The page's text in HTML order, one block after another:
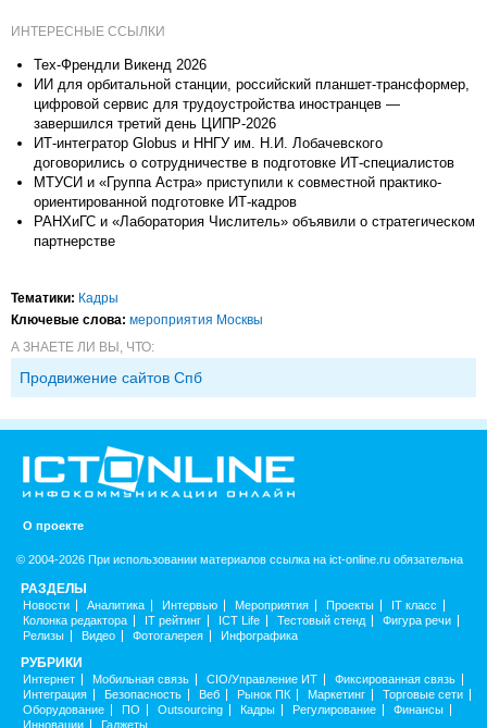
ИНТЕРЕСНЫЕ ССЫЛКИ
Тех-Френдли Викенд 2026
ИИ для орбитальной станции, российский планшет-трансформер,
цифровой сервис для трудоустройства иностранцев —
завершился третий день ЦИПР-2026
ИТ-интегратор Globus и ННГУ им. Н.И. Лобачевского
договорились о сотрудничестве в подготовке ИТ-специалистов
МТУСИ и «Группа Астра» приступили к совместной практико-
ориентированной подготовке ИТ-кадров
РАНХиГС и «Лаборатория Числитель» объявили о стратегическом
партнерстве
Тематики: Кадры
Ключевые слова: мероприятия Москвы
А ЗНАЕТЕ ЛИ ВЫ, ЧТО:
Продвижение сайтов Спб
О проекте
© 2004-2026 При использовании материалов ссылка на ict-online.ru обязательна
РАЗДЕЛЫ
Новости Аналитика Интервью Мероприятия Проекты
IT класс
Колонка редактора
IT рейтинг ICT Life Тестовый стенд
Фигура речи
Релизы
Видео Фотогалерея Инфографика
РУБРИКИ
Интернет Мобильная связь CIO/Управление ИТ
Фиксированная связь
Интеграция
Безопасность Веб Рынок ПК Маркетинг
Торговые сети
Оборудование
ПО Outsourcing Кадры Регулирование
Финансы
Инновации
Гаджеты